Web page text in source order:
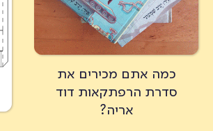
כמה אתם מכירים את
סדרת הרפתקאות דוד
אריה?